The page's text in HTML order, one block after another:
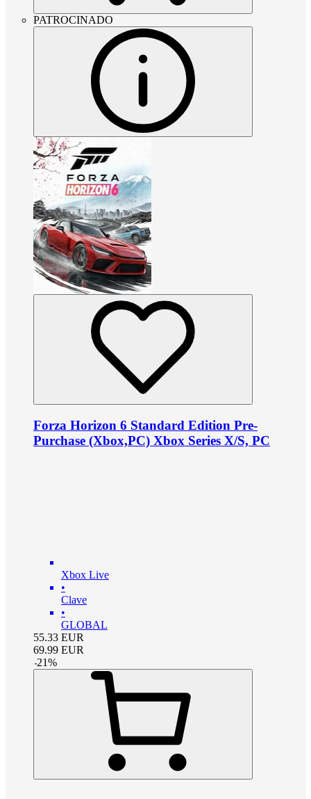
PATROCINADO
Forza Horizon 6 Standard Edition Pre-
Purchase (Xbox,PC) Xbox Series X/S, PC
Xbox Live
•
Clave
•
GLOBAL
55.33 EUR
69.99 EUR
-21%